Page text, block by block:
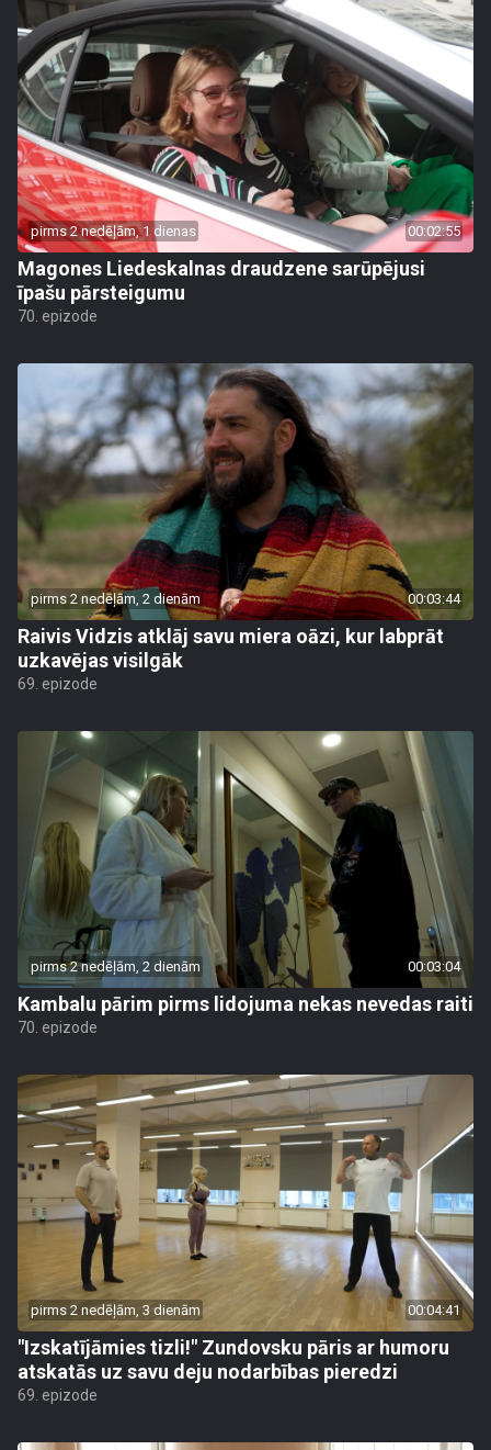
pirms 2 nedēļām, 1 dienas 00:02:55
Magones Liedeskalnas draudzene sarūpējusi
īpašu pārsteigumu
70. epizode
pirms 2 nedēļām, 2 dienām 00:03:44
Raivis Vidzis atklāj savu miera oāzi, kur labprāt
uzkavējas visilgāk
69. epizode
pirms 2 nedēļām, 2 dienām 00:03:04
Kambalu pārim pirms lidojuma nekas nevedas raiti
70. epizode
pirms 2 nedēļām, 3 dienām 00:04:41
"Izskatījāmies tizli!" Zundovsku pāris ar humoru
atskatās uz savu deju nodarbības pieredzi
69. epizode